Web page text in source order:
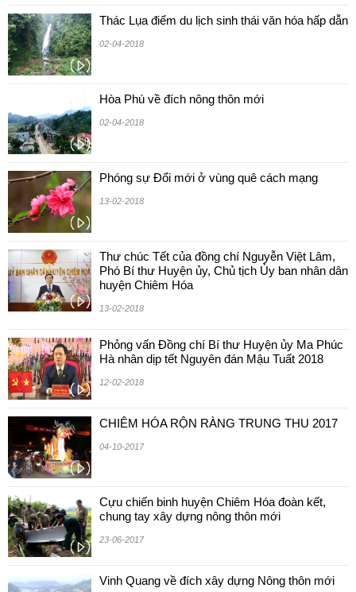
Thác Lụa điểm du lịch sinh thái văn hóa hấp dẫn
02-04-2018
Hòa Phú về đích nông thôn mới
02-04-2018
Phóng sự Đổi mới ở vùng quê cách mạng
13-02-2018
Thư chúc Tết của đồng chí Nguyễn Việt Lâm,
Phó Bí thư Huyện ủy, Chủ tịch Ủy ban nhân dân
huyện Chiêm Hóa
13-02-2018
Phỏng vấn Đồng chí Bí thư Huyện ủy Ma Phúc
Hà nhân dịp tết Nguyên đán Mậu Tuất 2018
12-02-2018
CHIÊM HÓA RỘN RÀNG TRUNG THU 2017
04-10-2017
Cựu chiến binh huyện Chiêm Hóa đoàn kết,
chung tay xây dựng nông thôn mới
23-06-2017
Vinh Quang về đích xây dựng Nông thôn mới